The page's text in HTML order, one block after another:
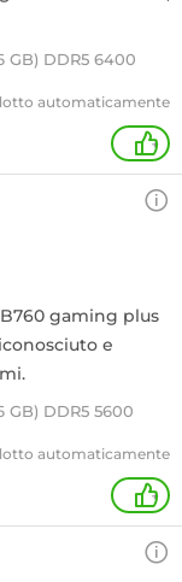
GB) DDR5 6400
automaticamente
+
gaming plus
e
GB) DDR5 5600
automaticamente
+